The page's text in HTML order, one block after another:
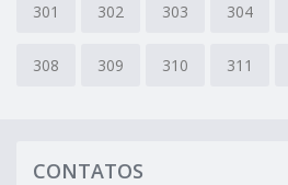
301 302 303 304
308 309 310 311
CONTATOS